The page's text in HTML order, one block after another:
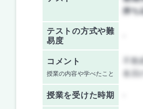
持ち
テストの方式や難
易度
コメント
授業の内容や学べたこと
不
各
授業を受けた時期